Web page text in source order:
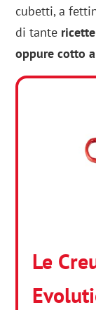
cubetti, a
di tante
oppure cotto
Le